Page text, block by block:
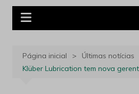
Página inicial
Últimas notícias
Klüber Lubrication tem nova